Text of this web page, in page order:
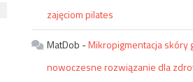
zajęciom pilates
MatDob -Mikropigmentacja skóry
nowoczesne rozwiązanie dla